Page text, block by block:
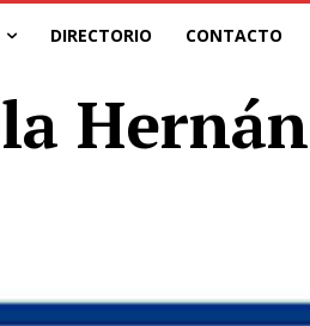
DIRECTORIO CONTACTO